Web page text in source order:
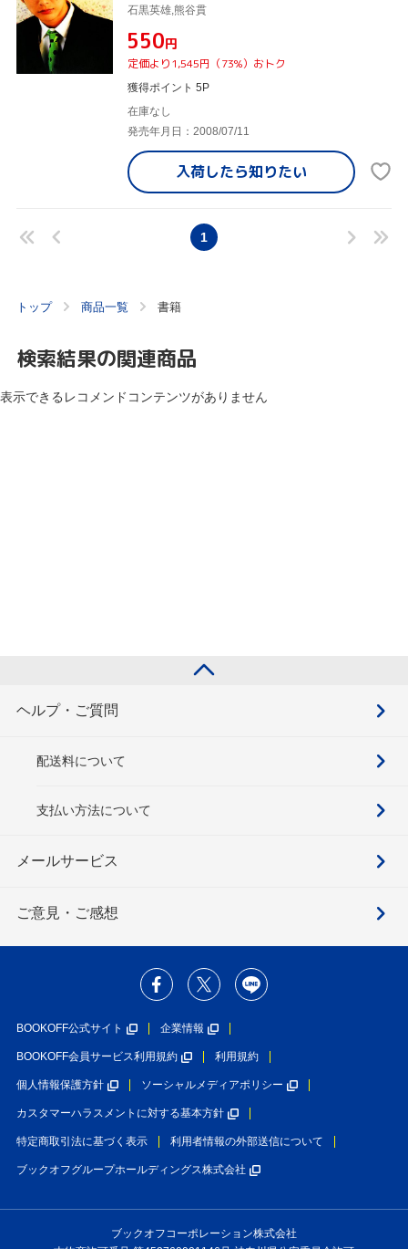
石黒英雄,熊谷貫
¥550円
定価より1,545円（73%）おトク
獲得ポイント 5P
在庫なし
発売年月日：2008/07/11
入荷したら知りたい
1
トップ 商品一覧 書籍
検索結果の関連商品
表示できるレコメンドコンテンツがありません
ヘルプ・ご質問
配送料について
支払い方法について
メールサービス
ご意見・ご感想
BOOKOFF公式サイト 企業情報
BOOKOFF会員サービス利用規約 利用規約
個人情報保護方針 ソーシャルメディアポリシー
カスタマーハラスメントに対する基本方針
特定商取引法に基づく表示 利用者情報の外部送信について
ブックオフグループホールディングス株式会社
ブックオフコーポレーション株式会社